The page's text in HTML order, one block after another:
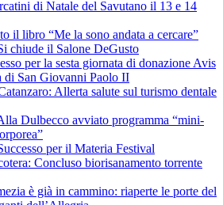
di Natale del Savutano il 13 e 14
il libro “Me la sono andata a cercare”
chiude il Salone DeGusto
per la sesta giornata di donazione Avis
di San Giovanni Paolo II
Allerta salute sul turismo dentale
Dulbecco avviato programma “mini-
per il Materia Festival
Concluso biorisanamento torrente
è già in cammino: riaperte le porte del